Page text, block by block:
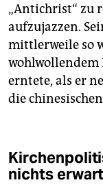
„Antichrist“ zu
aufzujazzen.
mittlerweile so
wohlwollendem
erntete, als er
die
nichts